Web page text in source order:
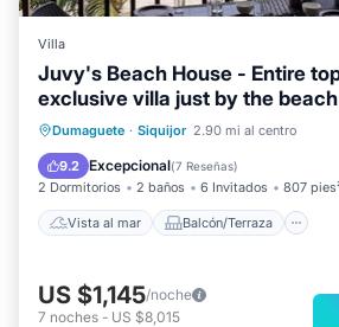
Villa
Juvy's Beach House - Entire
exclusive villa just by the beach
Dumaguete · Siquijor 2.90 mi al centro
9.2 Excepcional(7 Reseñas)
2 Dormitorios 2 baños 6 Invitados 807
Vista al mar Balcón/Terraza
Vista al mar
Balcón/Terraza
Vistas
Cocina
US $1,145/noche
7 noches - US $8,015